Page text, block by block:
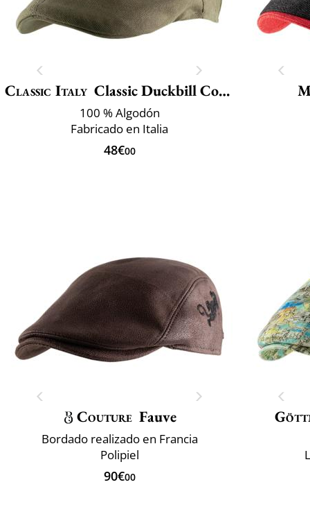
Classic Italy Classic Duckbill Cotton
100 % Algodón
Fabricado en Italia
48€00
Couture Fauve
Bordado realizado en Francia
Polipiel
90€00